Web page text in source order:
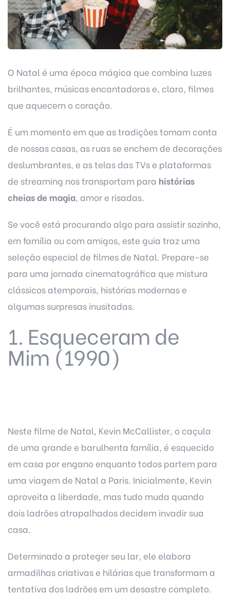
O Natal é uma época mágica que combina luzes
brilhantes, músicas encantadoras e, claro, filmes
que aquecem o coração.
É um momento em que as tradições tomam conta
de nossas casas, as ruas se enchem de decorações
deslumbrantes, e as telas das TVs e plataformas
de streaming nos transportam para histórias
cheias de magia, amor e risadas.
Se você está procurando algo para assistir sozinho,
em família ou com amigos, este guia traz uma
seleção especial de filmes de Natal. Prepare-se
para uma jornada cinematográfica que mistura
clássicos atemporais, histórias modernas e
algumas surpresas inusitadas.
1. Esqueceram de
Mim (1990)
Neste filme de Natal, Kevin McCallister, o caçula
de uma grande e barulhenta família, é esquecido
em casa por engano enquanto todos partem para
uma viagem de Natal a Paris. Inicialmente, Kevin
aproveita a liberdade, mas tudo muda quando
dois ladrões atrapalhados decidem invadir sua
casa.
Determinado a proteger seu lar, ele elabora
armadilhas criativas e hilárias que transformam a
tentativa dos ladrões em um desastre completo.